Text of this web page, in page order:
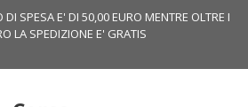
DI SPESA E' DI 50,00 EURO MENTRE OLTRE I
LA SPEDIZIONE E' GRATIS